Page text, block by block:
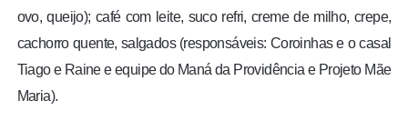
ovo, queijo); café com leite, suco refri, creme de milho, crepe,
cachorro quente, salgados (responsáveis: Coroinhas e o casal
Tiago e Raine e equipe do Maná da Providência e Projeto Mãe
Maria).